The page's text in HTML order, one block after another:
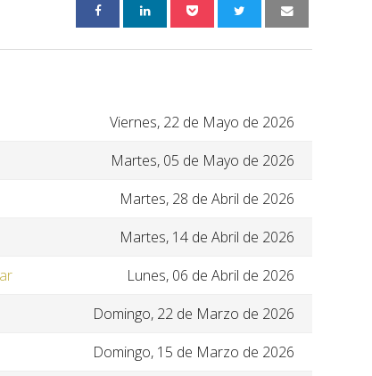
Viernes, 22 de Mayo de 2026
Martes, 05 de Mayo de 2026
Martes, 28 de Abril de 2026
Martes, 14 de Abril de 2026
Lunes, 06 de Abril de 2026
Domingo, 22 de Marzo de 2026
Domingo, 15 de Marzo de 2026